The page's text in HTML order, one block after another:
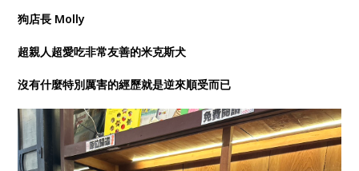
狗店長 Molly
超親人超愛吃非常友善的米克斯犬
沒有什麼特別厲害的經歷就是逆來順受而已